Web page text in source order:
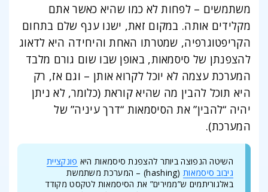
משתמשים – לפחות לא כמו שהיא כאשר אתם
מקלידים אותה. במקום זאת, ישנו ענף שלם בתחום
הקריפטוגרפיה, שמטרתו האחת והיחידה היא לדאוג
להצפנתן של סיסמאות, באופן שבו שום גורם מלבד
המערכת עצמה לא יוכל לקרוא אותן – וגם אז, רק
היא תוכל להבין מה שהיא קוראת (כלומר, לא ניתן
יהיה “להבין” את הסיסמאות “דרך עיניה” של
המערכת).
השיטה הנפוצה ביותר להצפנת סיסמאות היא פונקציית
גיבוב סיסמאות
(hashing) – המערכת משתמשת
באלגוריתמים ש”ממירים” את הסיסמאות לטקסט מקודד